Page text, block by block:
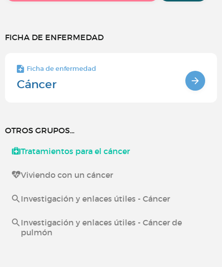
FICHA DE ENFERMEDAD
Ficha de enfermedad
Cáncer
OTROS GRUPOS...
Tratamientos para el cáncer
Viviendo con un cáncer
Investigación y enlaces útiles - Cáncer
Investigación y enlaces útiles - Cáncer de
pulmón